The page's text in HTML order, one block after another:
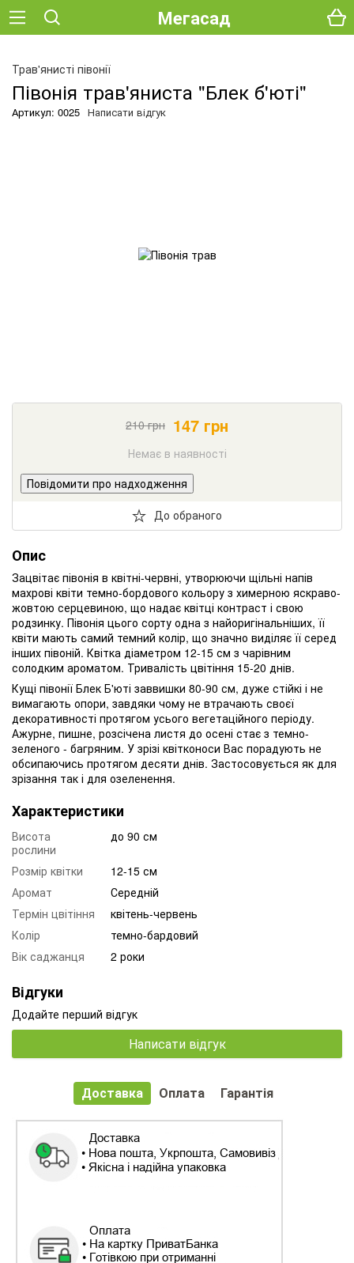
Мегасад
Трав'янисті півонії
Півонія трав'яниста "Блек б'юті"
Артикул: 0025 Написати відгук
210грн 147 грн
Немає в наявності
Повідомити про надходження
До обраного
Опис
Зацвітає півонія в квітні-червні, утворюючи щільні напів
махрові квіти темно-бордового кольору з химерною яскраво-
жовтою серцевиною, що надає квітці контраст і свою
родзинку. Півонія цього сорту одна з найоригінальніших, її
квіти мають самий темний колір, що значно виділяє її серед
інших півоній. Квітка діаметром 12-15 см з чарівним
солодким ароматом. Тривалість цвітіння 15-20 днів.
Кущі півонії Блек Б'юті заввишки 80-90 см, дуже стійкі і не
вимагають опори, завдяки чому не втрачають своєї
декоративності протягом усього вегетаційного періоду.
Ажурне, пишне, розсічена листя до осені стає з темно-
зеленого - багряним. У зрізі квітконоси Вас порадують не
обсипаючись протягом десяти днів. Застосовується як для
зрізання так і для озеленення.
Характеристики
Висота
рослини
до 90 см
Розмір квітки
12-15 см
Аромат
Середній
Термін цвітіння
квітень-червень
Колір
темно-бардовий
Вік саджанця
2 роки
Відгуки
Додайте перший відгук
Написати відгук
Доставка Оплата Гарантія